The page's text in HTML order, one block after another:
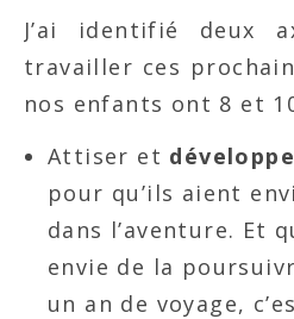
J’ai identifié deux
travailler ces
nos enfants ont 8 et
Attiser et
pour qu’ils aient
dans l’aventure. Et
envie de la
un an de voyage,